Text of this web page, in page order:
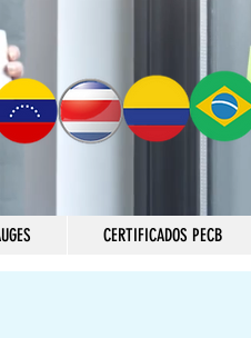
CERTIFICADOS PECB